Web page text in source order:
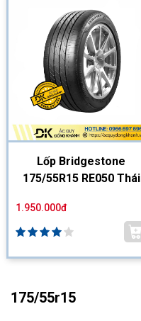
Lốp Bridgestone
175/55R15 RE050 Thái
1.950.000đ
175/55r15